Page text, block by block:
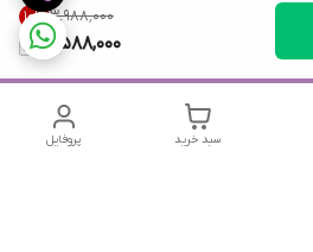
۳٬۹۸۸٬۰۰۰ 10%
3,588,000
پروفایل سبد خرید